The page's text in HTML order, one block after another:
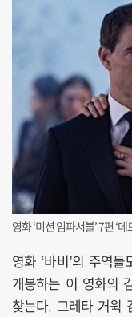
영화 ‘미션 임파서블’ 7편 ‘
영화 ‘바비’의 주역
개봉하는 이 영화의
찾는다. 그레타 거윅